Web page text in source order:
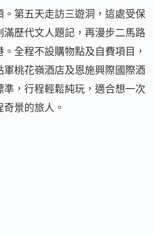
。第五天走訪三遊洞，這處受保
滿歷代文人題記，再漫步二馬路
全程不設購物點及自費項目，
軍桃花嶺酒店及恩施興際國際酒
準，行程輕鬆純玩，適合想一次
景的旅人。